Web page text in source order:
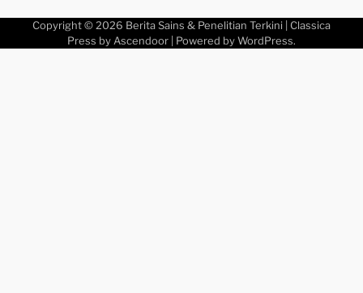
Copyright © 2026 Berita Sains & Penelitian Terkini | Classica
Press by Ascendoor | Powered by WordPress.